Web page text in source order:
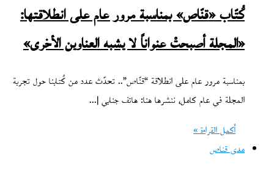
كُتّاب «قنّاص» بمناسبة مرور عام على انطلاقتها:
«المجلة أصبحتْ عنواناً لا يشبه العناوين الأخرى»
بمناسبة مرور عام على انطلاقة “قنّاص”.. تحدّث عدد من كُتابنا حول تجربة
المجلة في عام كامل، ننشرها هنا: هاتف جنابي |…
أكمل القراءة »
مدى قناص